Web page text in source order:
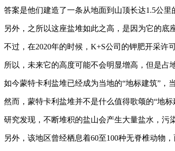
答案是他们建造了一条从地面到山顶长达1.5公里
另外，之所以这座盐堆如此之高，是因为它的底
不过，在2020年的时候，K+S公司的钾肥开采许
所以，未来它的高度可能不会明显增高，但是占
如今蒙特卡利盐堆已经成为当地的“地标建筑”，
然而，蒙特卡利盐堆并不是什么值得歌颂的“地
研究发现，不断堆积的盐山会产生大量盐水，污
另外，该地区曾经栖息着60至100种无脊椎动物